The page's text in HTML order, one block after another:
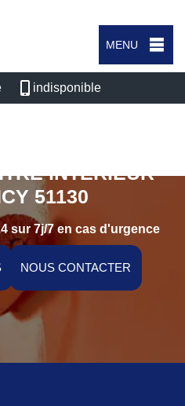
MENU
indisponible
INTÉRIEUR
51130
sur 7j/7 en cas d'urgence
NOUS CONTACTER